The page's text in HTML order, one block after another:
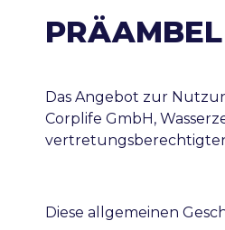
PRÄAMBEL
Das Angebot zur
Corplife GmbH,
Diese allgemeinen